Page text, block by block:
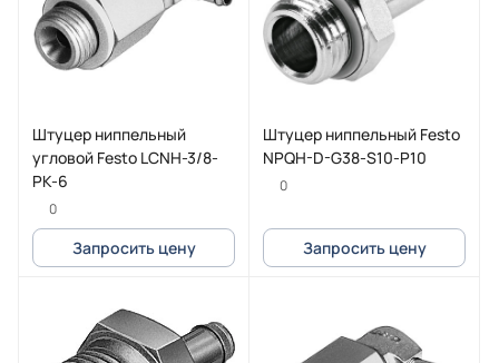
Штуцер ниппельный
угловой Festo LCNH-3/8-
PK-6
0
Запросить цену
Штуцер ниппельный Festo
NPQH-D-G38-S10-P10
0
Запросить цену